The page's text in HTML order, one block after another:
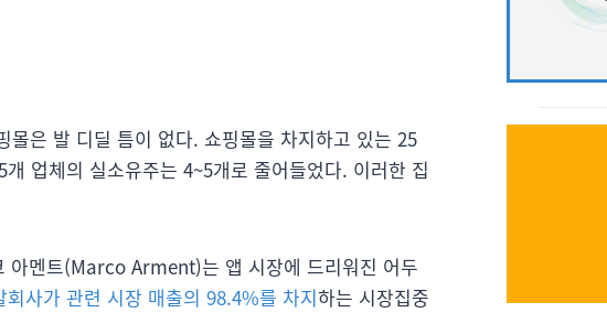
은 발 디딜 틈이 없다. 쇼핑몰을 차지하고 있는 25
업체의 실소유주는 4~5개로 줄어들었다. 이러한 집
멘트(Marco Arment)는 앱 시장에 드리워진 어두
사가 관련 시장 매출의 98.4%를 차지하는 시장집중